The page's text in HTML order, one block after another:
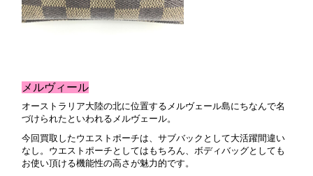
メルヴィール
オーストラリア大陸の北に位置するメルヴェール島にちなんで名
づけられたといわれるメルヴェール。
今回買取したウエストポーチは、サブバックとして大活躍間違い
なし。ウエストポーチとしてはもちろん、ボディバッグとしても
お使い頂ける機能性の高さが魅力的です。